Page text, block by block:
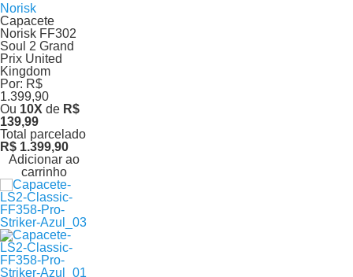
Norisk
Capacete
Norisk FF302
Soul 2 Grand
Prix United
Kingdom
Por: R$
1.399,90
Ou 10X de R$
139,99
Total parcelado
R$ 1.399,90
Adicionar ao
carrinho